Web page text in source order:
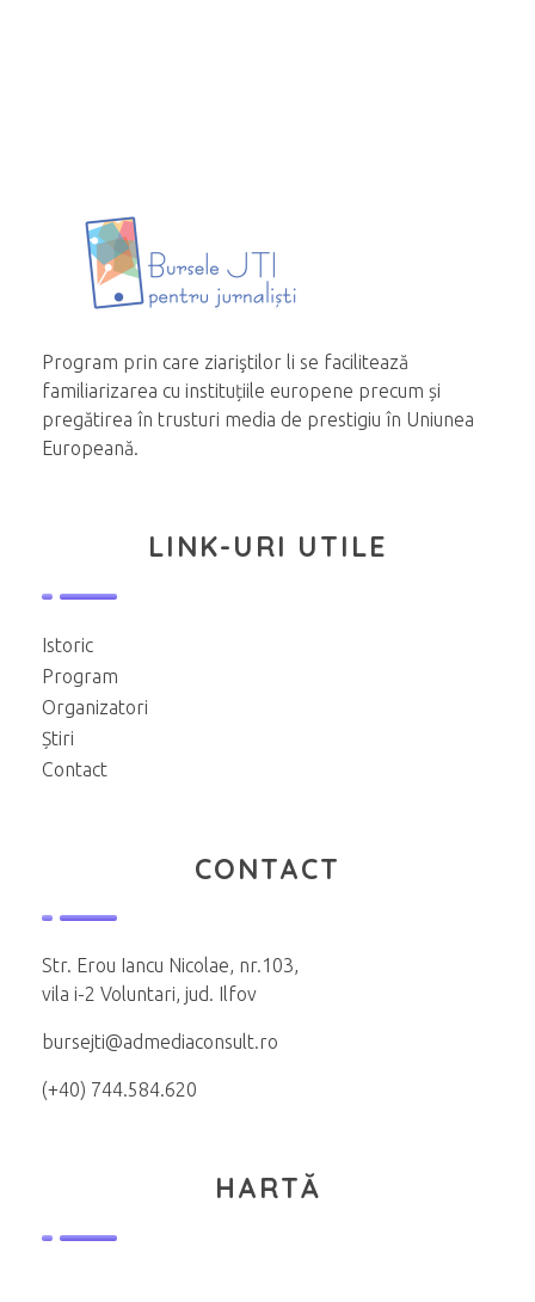
Program prin care ziariştilor li se facilitează
familiarizarea cu instituțiile europene precum și
pregătirea în trusturi media de prestigiu în Uniunea
Europeană.
LINK-URI UTILE
Istoric
Program
Organizatori
Știri
Contact
CONTACT
Str. Erou Iancu Nicolae, nr.103,
vila i-2 Voluntari, jud. Ilfov
bursejti@admediaconsult.ro
(+40) 744.584.620
HARTĂ